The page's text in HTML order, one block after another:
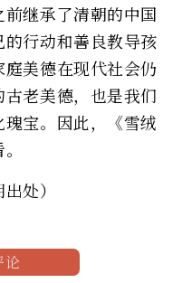
继承了清朝的中国
行动和善良教导孩
美德在现代社会仍
老美德，也是我们
宝。因此，《雪绒
处）